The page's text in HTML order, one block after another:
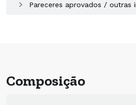
Pareceres aprovados / outras
Composição